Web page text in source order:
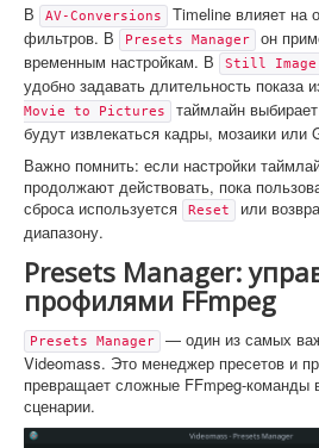
В
AV-Conversions
Timeline влияет на
фильтров. В
Presets Manager
он
временным настройкам. В
Still Image
удобно задавать длительность показа
Movie to Pictures
таймлайн
будут извлекаться кадры, мозаики или
Важно помнить: если настройки
продолжают действовать, пока
сброса используется
Reset
или
диапазону.
Presets Manager:
профилями FFmpeg
Presets Manager
— один из самых
Videomass. Это менеджер пресетов и
превращает сложные FFmpeg-команды
сценарии.